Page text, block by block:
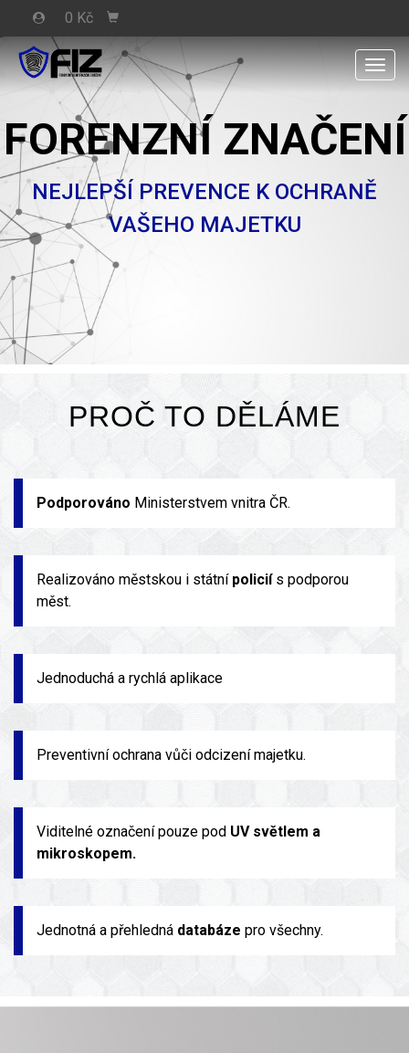
0 Kč
Menu
FORENZNÍ ZNAČENÍ
NEJLEPŠÍ PREVENCE K OCHRANĚ
VAŠEHO MAJETKU
PROČ TO DĚLÁME
Podporováno Ministerstvem vnitra ČR.
Realizováno městskou i státní policiís podporou
měst.
Jednoduchá a rychlá aplikace
Preventivní ochrana vůči odcizení majetku.
Viditelné označení pouze pod UV světlem a
mikroskopem.
Jednotná a přehledná databáze pro všechny.